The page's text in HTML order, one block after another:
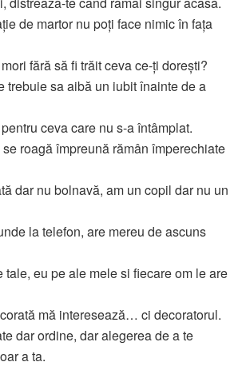
de martor nu poți face nimic în fața
fără să fi trăit ceva ce-ți dorești?
trebuie sa aibă un iubit înainte de a
ceva care nu s-a întâmplat.
roagă împreună rămân împerechiate
dar nu bolnavă, am un copil dar nu un
la telefon, are mereu de ascuns
tale, eu pe ale mele si fiecare om le are
mă interesează… ci decoratorul.
dar ordine, dar alegerea de a te
a ta.